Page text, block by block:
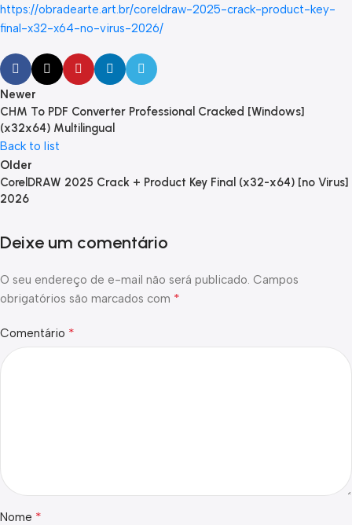
https://obradearte.art.br/coreldraw-2025-crack-product-key-
final-x32-x64-no-virus-2026/
Newer
CHM To PDF Converter Professional Cracked [Windows]
(x32x64) Multilingual
Back to list
Older
CorelDRAW 2025 Crack + Product Key Final (x32-x64) [no Virus]
2026
Deixe um comentário
O seu endereço de e-mail não será publicado. Campos
obrigatórios são marcados com *
Comentário *
Nome *